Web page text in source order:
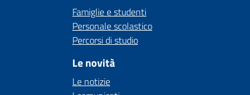
Famiglie e studenti
Personale scolastico
Percorsi di studio
Le novità
Le notizie